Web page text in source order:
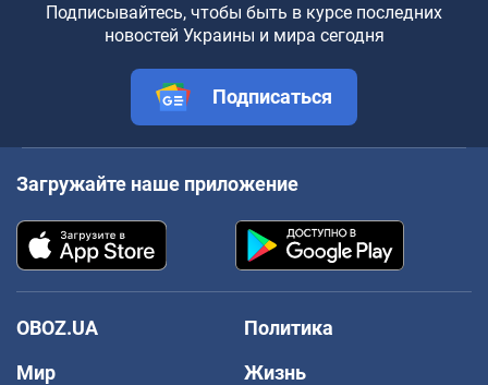
Подписывайтесь, чтобы быть в курсе последних
новостей Украины и мира сегодня
Подписаться
Загружайте наше приложение
OBOZ.UA
Политика
Мир
Жизнь